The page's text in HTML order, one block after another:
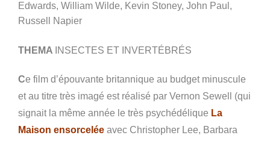
Edwards, William Wilde, Kevin Stoney, John Paul,
Russell Napier
THEMA INSECTES ET INVERTÉBRÉS
Ce film d’épouvante britannique au budget minuscule
et au titre très imagé est réalisé par Vernon Sewell (qui
signait la même année le très psychédélique La
Maison ensorcelée avec Christopher Lee, Barbara